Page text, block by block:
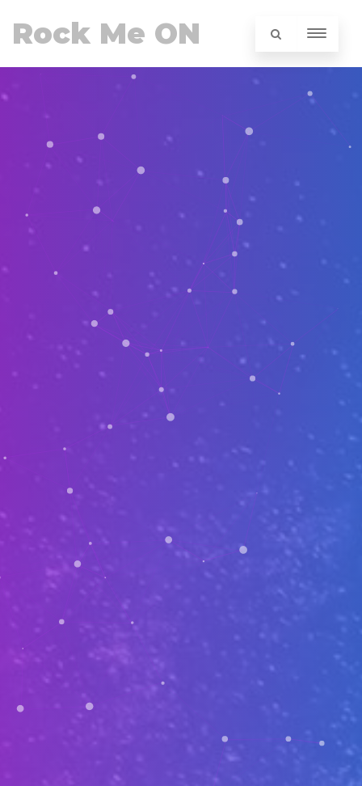
Rock Me ON